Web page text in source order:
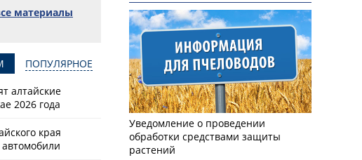
материалы
ПОПУЛЯРНОЕ
алтайские
2026 года
края
Уведомление о проведении
обработки средствами защиты
растений